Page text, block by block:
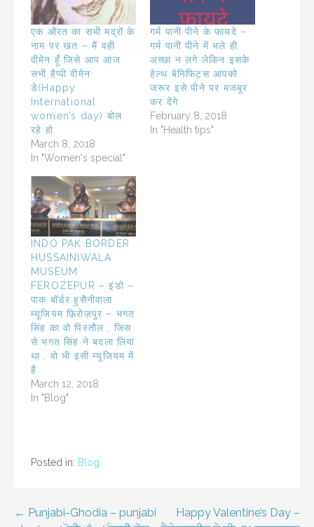
एक औरत का सभी मद्रों के
नाम पर खत – मैं वही
वीमेन हूँ जिसे आप आज
सभी हैप्पी वीमेन
डे(Happy
International
women’s day) बोल
रहे हो
March 8, 2018
In "Women's special"
गर्म पानी पीने के फायदे –
गर्म पानी पीने में भले ही
अच्‍छा न लगे लेकिन इसके
हेल्‍थ बेनिफिट्स आपको
जरूर इसे पीने पर मजबूर
कर देंगे
February 8, 2018
In "Health tips"
INDO PAK BORDER
HUSSAINIWALA
MUSEUM
FEROZEPUR – इंडो –
पाक बॉर्डर हुसैनीवाला
म्यूजियम फ़िरोज़पुर – भगत
सिंह का वो पिस्तौल , जिस
से भगत सिंह ने बदला लिया
था , वो भी इसी म्यूजियम में
है
March 12, 2018
In "Blog"
Posted in: Blog
Post
← Punjabi-Ghodia – punjabi
Happy Valentine’s Day –